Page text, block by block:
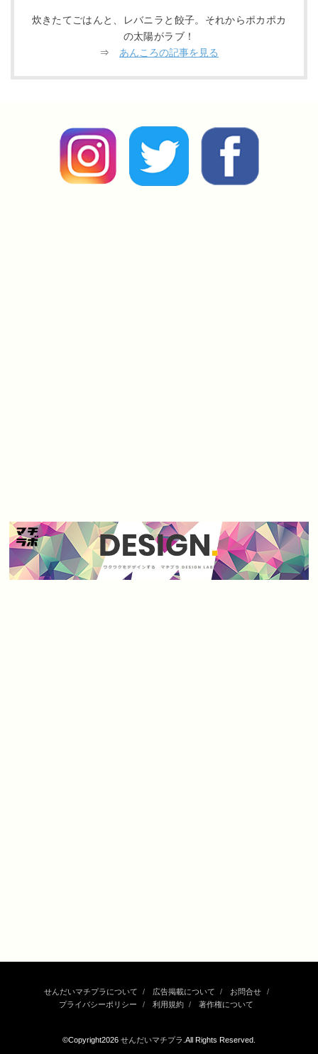
炊きたてごはんと、レバニラと餃子。それからポカポカ
の太陽がラブ！
⇒ あんころの記事を見る
せんだいマチプラについて 広告掲載について
お問合せ
プライバシーポリシー
利用規約 著作権について
©Copyright2026 せんだいマチプラ .All Rights Reserved.